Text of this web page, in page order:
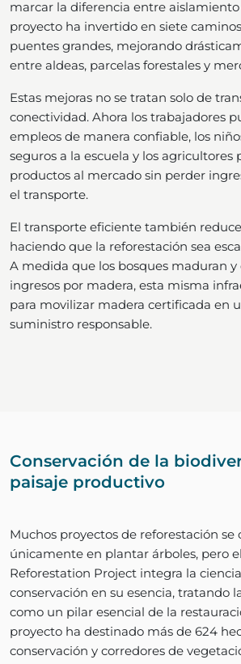
marcar la diferencia entre
proyecto ha invertido en siete
puentes grandes, mejorando
entre aldeas, parcelas forestales y
Estas mejoras no se tratan solo de
conectividad. Ahora los trabajadores
empleos de manera confiable, los
seguros a la escuela y los agricultores
productos al mercado sin perder
el transporte.
El transporte eficiente también
haciendo que la reforestación sea
A medida que los bosques maduran y
ingresos por madera, esta misma
para movilizar madera certificada en
suministro responsable.
Conservación de la
paisaje productivo
Muchos proyectos de reforestación se
únicamente en plantar árboles, pero
Reforestation Project integra la
conservación en su esencia, tratando
como un pilar esencial de la
proyecto ha destinado más de 624
conservación y corredores de